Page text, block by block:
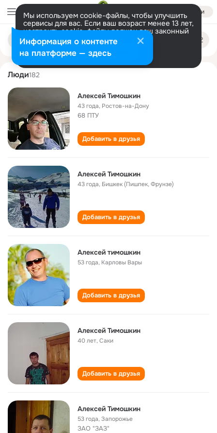
Войти
Мы используем cookie-файлы, чтобы улучшить
сервисы для вас. Если ваш возраст менее 13 лет,
настроить cookie-файлы должен ваш законный
представитель. Больше информации
Разрешить все Настроить
Поиск
людям
aleksey timoshkin
Люди182
Алексей Тимошкин
43 года, Ростов-на-Дону
68 ПТУ
Добавить в друзья
Алексей Тимошкин
43 года, Бишкек (Пишпек, Фрунзе)
Добавить в друзья
Алексей тимошкин
53 года, Карловы Вары
Добавить в друзья
Алексей Тимошкин
40 лет,Саки
Добавить в друзья
Алексей Тимошкин
53 года,Запорожье
ЗАО "ЗАЗ"
Информация о контенте
на платформе — здесь